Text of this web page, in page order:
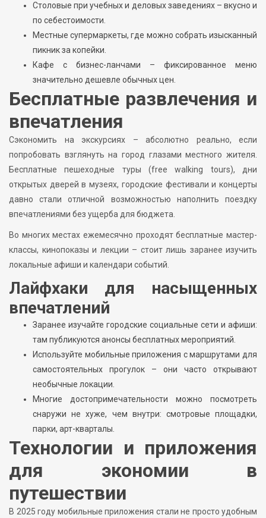
Столовые при учебных и деловых заведениях – вкусно и
по себестоимости.
Местные супермаркеты, где можно собрать изысканный
пикник за копейки.
Кафе с бизнес-ланчами – фиксированное меню
значительно дешевле обычных цен.
Бесплатные развлечения и
впечатления
Сэкономить на экскурсиях – абсолютно реально, если
попробовать взглянуть на город глазами местного жителя.
Бесплатные пешеходные туры (free walking tours), дни
открытых дверей в музеях, городские фестивали и концерты
давно стали отличной возможностью наполнить поездку
впечатлениями без ущерба для бюджета.
Во многих местах ежемесячно проходят бесплатные мастер-
классы, кинопоказы и лекции – стоит лишь заранее изучить
локальные афиши и календари событий.
Лайфхаки для насыщенных
впечатлений
Заранее изучайте городские социальные сети и афиши:
там публикуются анонсы бесплатных мероприятий.
Используйте мобильные приложения с маршрутами для
самостоятельных прогулок – они часто открывают
необычные локации.
Многие достопримечательности можно посмотреть
снаружи не хуже, чем внутри: смотровые площадки,
парки, арт-кварталы.
Технологии и приложения
для экономии в
путешествии
В 2025 году мобильные приложения стали не просто удобным